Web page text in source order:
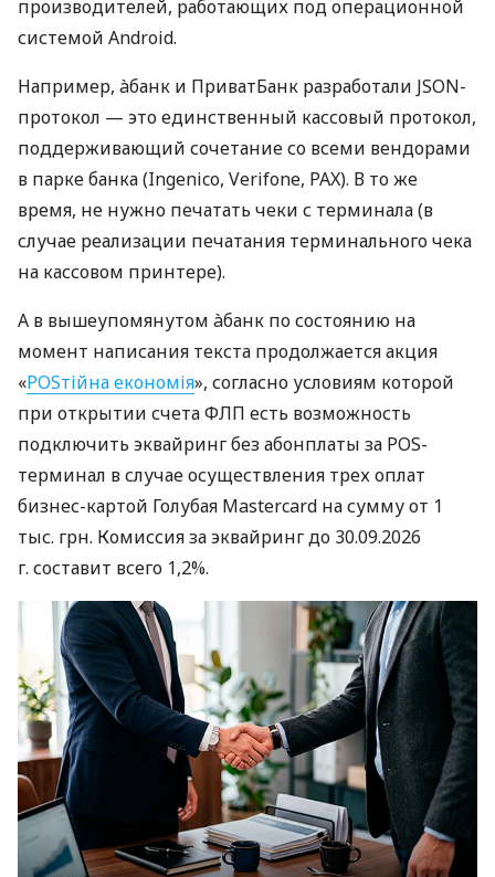
производителей, работающих под операционной
системой Android.
Например, àбанк и ПриватБанк разработали JSON-
протокол — это единственный кассовый протокол,
поддерживающий сочетание со всеми вендорами
в парке банка (Ingenico, Verifone, PAX). В то же
время, не нужно печатать чеки с терминала (в
случае реализации печатания терминального чека
на кассовом принтере).
А в вышеупомянутом àбанк по состоянию на
момент написания текста продолжается акция
«POSтійна економія», согласно условиям которой
при открытии счета ФЛП есть возможность
подключить эквайринг без абонплаты за POS-
терминал в случае осуществления трех оплат
бизнес-картой Голубая Mastercard на сумму от 1
тыс. грн. Комиссия за эквайринг до 30.09.2026
г. составит всего 1,2%.